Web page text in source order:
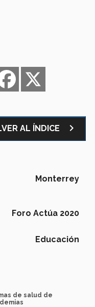
Facebook
AL ÍNDICE navigate_next
Monterrey
Foro Actúa 2020
Educación
de salud de